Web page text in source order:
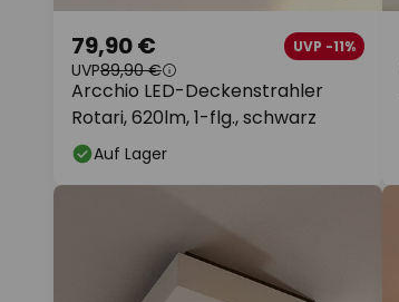
Arcchio LED-Deckenstrahler
Rotari, 620lm, 1-flg., schwarz
79,90 € UVP -11%
UVP89,90 €
Auf Lager